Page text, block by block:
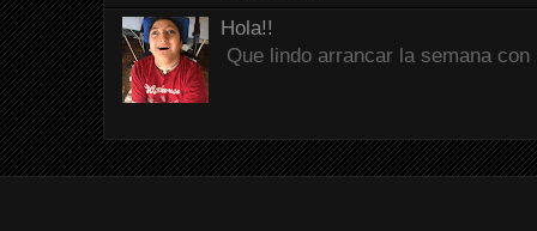
Hola!!
Que lindo arrancar la semana